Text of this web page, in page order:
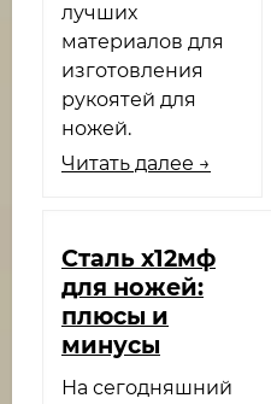
лучших
материалов для
изготовления
рукоятей для
ножей.
Читать далее →
Сталь х12мф
для ножей:
плюсы и
минусы
На сегодняшний